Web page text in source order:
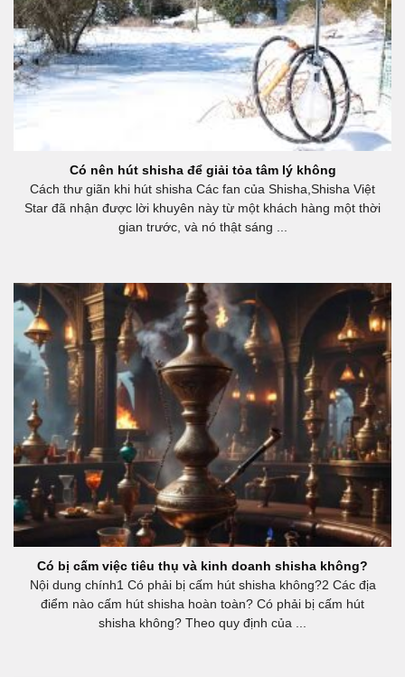
Có nên hút shisha để giải tỏa tâm lý không
Cách thư giãn khi hút shisha Các fan của Shisha,Shisha Việt
Star đã nhận được lời khuyên này từ một khách hàng một thời
gian trước, và nó thật sáng ...
Có bị cấm việc tiêu thụ và kinh doanh shisha không?
Nội dung chính1 Có phải bị cấm hút shisha không?2 Các địa
điểm nào cấm hút shisha hoàn toàn? Có phải bị cấm hút
shisha không? Theo quy định của ...